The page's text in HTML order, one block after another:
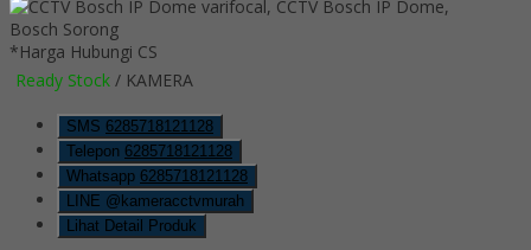
*Harga Hubungi CS
Ready Stock / KAMERA
SMS 6285718121128
Telepon 6285718121128
Whatsapp 6285718121128
LINE @kameracctvmurah
Lihat Detail Produk